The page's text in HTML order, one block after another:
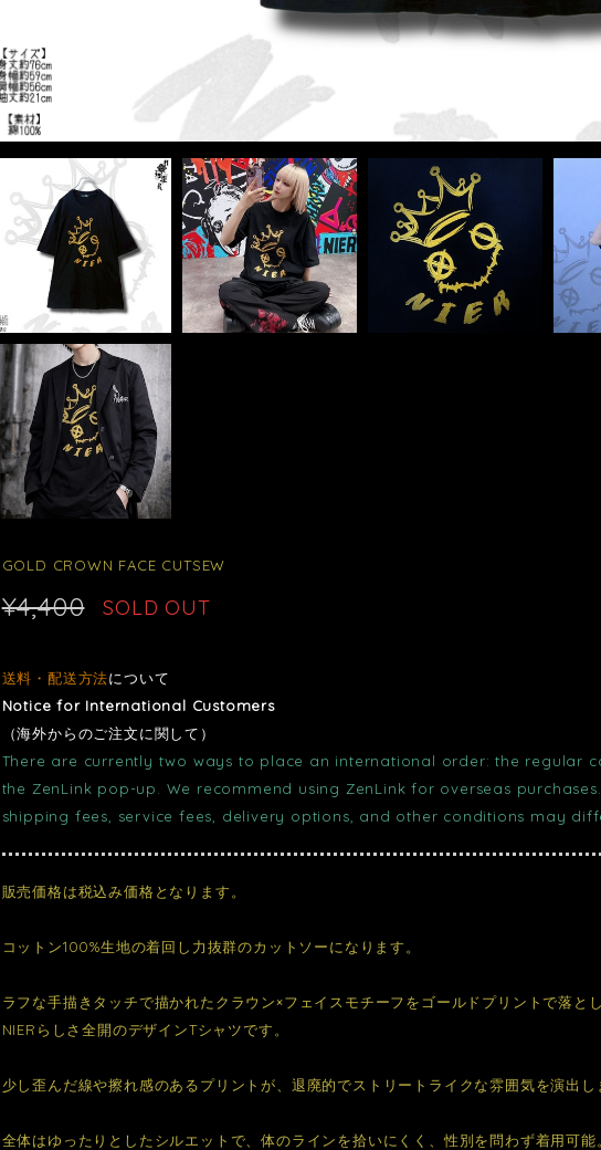
GOLD CROWN FACE CUTSEW
¥4,400 SOLD OUT
送料・配送方法について
Notice for International Customers
（海外からのご注文に関して）
There are currently two ways to place an international order: the regular
the ZenLink pop-up. We recommend using ZenLink for overseas
shipping fees, service fees, delivery options, and other conditions may
販売価格は税込み価格となります。
コットン100%生地の着回し力抜群のカットソーになります。
ラフな手描きタッチで描かれたクラウン×フェイスモチーフをゴールドプリントで落とし
NIERらしさ全開のデザインTシャツです。
少し歪んだ線や擦れ感のあるプリントが、退廃的でストリートライクな雰囲気を演出し
全体はゆったりとしたシルエットで、体のラインを拾いにくく、性別を問わず着用可能